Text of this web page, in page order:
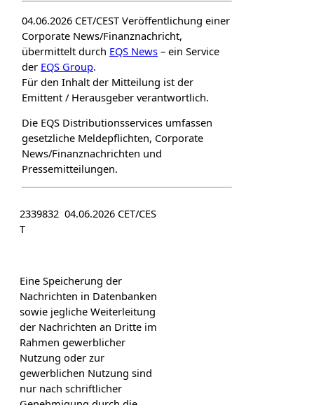
04.06.2026 CET/CEST Veröffentlichung einer
Corporate News/Finanznachricht,
übermittelt durch EQS News – ein Service
der EQS Group.
Für den Inhalt der Mitteilung ist der
Emittent / Herausgeber verantwortlich.
Die EQS Distributionsservices umfassen
gesetzliche Meldepflichten, Corporate
News/Finanznachrichten und
Pressemitteilungen.
2339832 04.06.2026 CET/CES
T
Eine Speicherung der
Nachrichten in Datenbanken
sowie jegliche Weiterleitung
der Nachrichten an Dritte im
Rahmen gewerblicher
Nutzung oder zur
gewerblichen Nutzung sind
nur nach schriftlicher